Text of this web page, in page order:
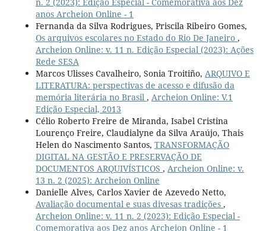
anos Archeion Online - 1
Fernanda da Silva Rodrigues, Priscila Ribeiro Gomes,
Os arquivos escolares no Estado do Rio De Janeiro ,
Archeion Online: v. 11 n. Edição Especial (2023): Ações
Rede SESA
Marcos Ulisses Cavalheiro, Sonia Troitiño, ARQUIVO E
LITERATURA: perspectivas de acesso e difusão da
memória literária no Brasil , Archeion Online: V.1
Edição Especial, 2013
Célio Roberto Freire de Miranda, Isabel Cristina
Lourenço Freire, Claudialyne da Silva Araújo, Thais
Helen do Nascimento Santos, TRANSFORMAÇÃO
DIGITAL NA GESTÃO E PRESERVAÇÃO DE
DOCUMENTOS ARQUIVÍSTICOS , Archeion Online: v.
13 n. 2 (2025): Archeion Online
Danielle Alves, Carlos Xavier de Azevedo Netto,
Avaliação documental e suas divesas tradições ,
Archeion Online: v. 11 n. 2 (2023): Edição Especial -
Comemorativa aos Dez anos Archeion Online - 1